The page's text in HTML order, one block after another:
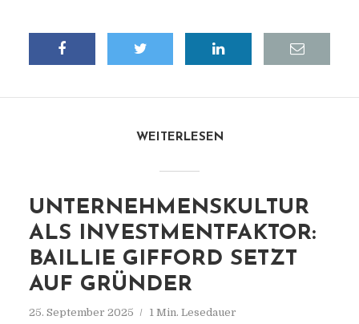
WEITERLESEN
UNTERNEHMENSKULTUR
ALS INVESTMENTFAKTOR:
BAILLIE GIFFORD SETZT
AUF GRÜNDER
25. September 2025 1 Min. Lesedauer